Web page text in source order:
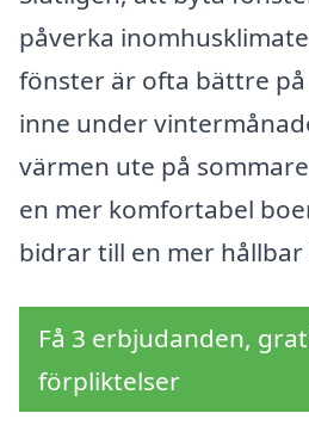
påverka
fönster är ofta bättre
inne under
värmen ute på
en mer komfortabel
bidrar till en mer hållbar
Få 3 erbjudanden,
förpliktelser